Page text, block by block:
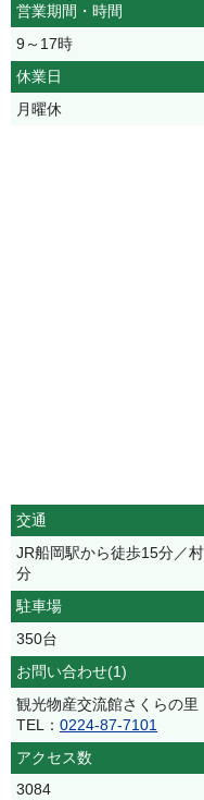
営業期間・時間
9～17時
休業日
月曜休
交通
JR船岡駅から徒歩15分／
分
駐車場
350台
お問い合わせ(1)
観光物産交流館さくらの里
TEL： 0224-87-7101
アクセス数
3084